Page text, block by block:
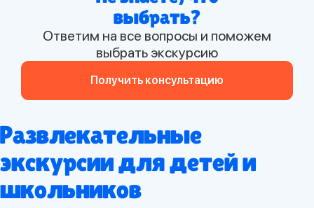
выбрать?
Ответим на все вопросы и поможем
выбрать экскурсию
Получить консультацию
Развлекательные
экскурсии для детей и
школьников